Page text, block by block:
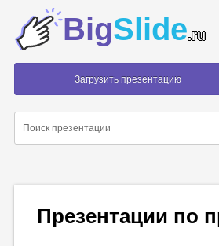
BigSlide.ru
Загрузить презентацию
Презентации по